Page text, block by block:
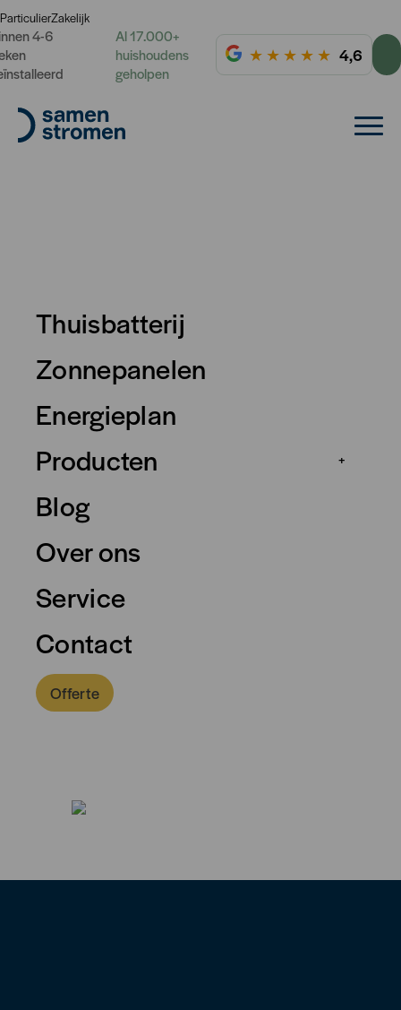
ParticulierZakelijk
4-6
Al 17.000+
huishoudens
geholpen
★ ★ ★ ★ ★ 4,6
Thuisbatterij
Zonnepanelen
Energieplan
Producten
+
Blog
Over ons
Service
Contact
Offerte